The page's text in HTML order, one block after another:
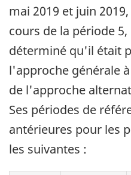
mai 2019 et juin
cours de la période
déterminé qu'il était
l'approche générale
de l'approche
Ses périodes de
antérieures pour les
les suivantes :